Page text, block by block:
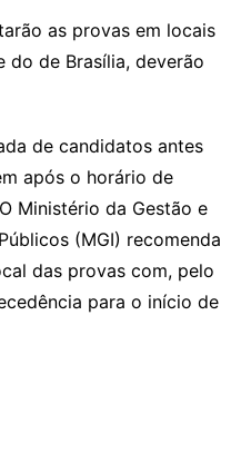
as provas em locais
de Brasília, deverão
de candidatos antes
após o horário de
Ministério da Gestão e
(MGI) recomenda
das provas com, pelo
para o início de